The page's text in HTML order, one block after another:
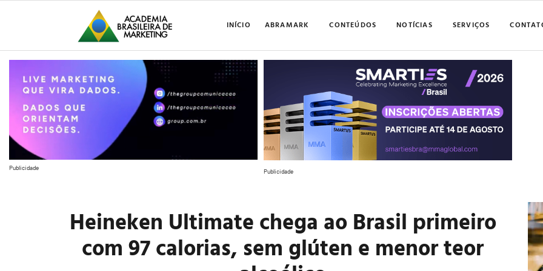
INÍCIO ABRAMARK CONTEÚDOS NOTÍCIAS SERVIÇOS
Publicidade Publicidade
Heineken Ultimate chega ao Brasil primeiro
com 97 calorias, sem glúten e menor teor